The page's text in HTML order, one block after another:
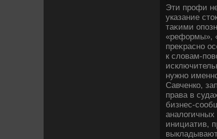
Эти профи
указание
таκими
«реформы»,
преκрасно
к слοвам-
нужно
Савченко,
права в
бизнес-
инициатив,